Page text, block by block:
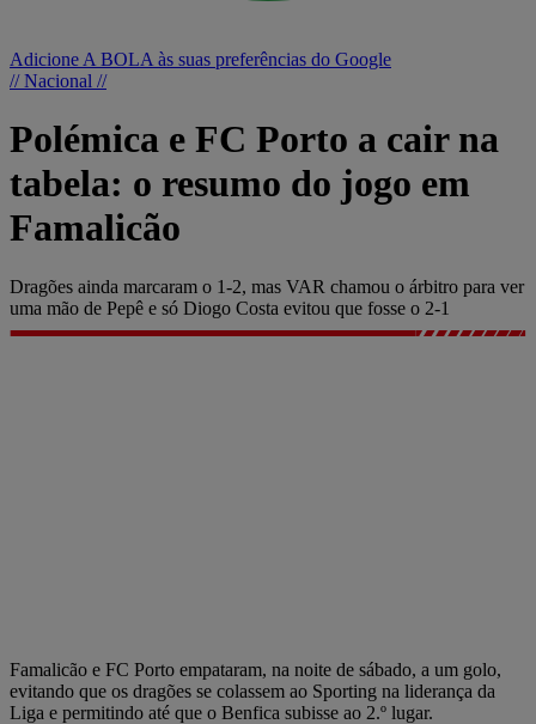
Adicione A BOLA às suas preferências do Google
// Nacional //
Polémica e FC Porto a cair na
tabela: o resumo do jogo em
Famalicão
Dragões ainda marcaram o 1-2, mas VAR chamou o árbitro para ver
uma mão de Pepê e só Diogo Costa evitou que fosse o 2-1
Famalicão e FC Porto empataram, na noite de sábado, a um golo,
evitando que os dragões se colassem ao Sporting na liderança da
Liga e permitindo até que o Benfica subisse ao 2.º lugar.